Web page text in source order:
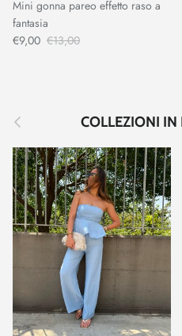
Mini gonna pareo effetto raso a
fantasia
€9,00 €13,00
Indietro COLLEZIONI